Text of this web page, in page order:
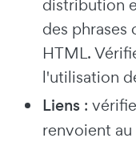
distribution
des phrases
HTML.
l'utilisation
Liens :
renvoient